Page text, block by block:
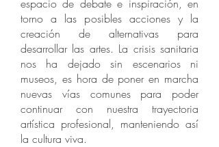
espacio de debate e inspiración, en
torno a las posibles acciones y la
creación de alternativas para
desarrollar las artes. La crisis sanitaria
nos ha dejado sin escenarios ni
museos, es hora de poner en marcha
nuevas vías comunes para poder
continuar con nuestra trayectoria
artística profesional, manteniendo así
la cultura viva.